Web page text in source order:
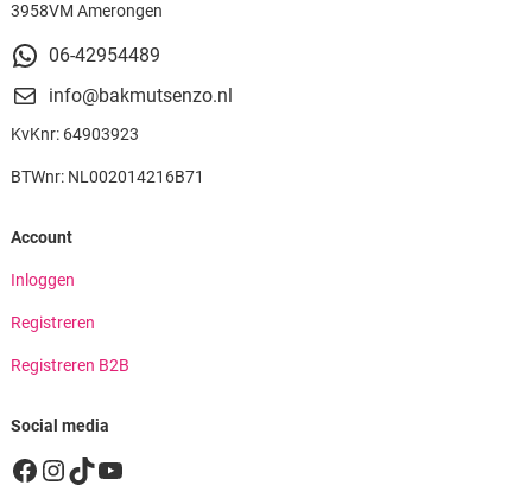
3958VM Amerongen
06-42954489
info@bakmutsenzo.nl
KvKnr: 64903923
BTWnr: NL002014216B71
Account
Inloggen
Registreren
Registreren B2B
Social media
Facebook
Instagram
TikTok
YouTube